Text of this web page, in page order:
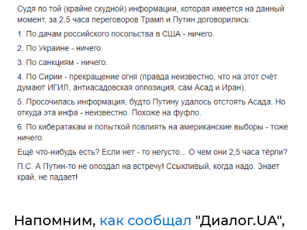
Напомним, как сообщал "Диалог.UA",